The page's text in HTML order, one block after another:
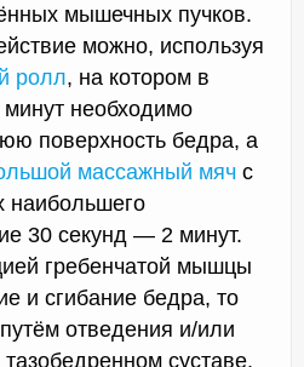
мышечных пучков.
можно, используя
ролл, на котором в
минут необходимо
поверхность бедра, а
массажный мяч с
наибольшего
30 секунд — 2 минут.
гребенчатой мышцы
и сгибание бедра, то
отведения и/или
суставе.